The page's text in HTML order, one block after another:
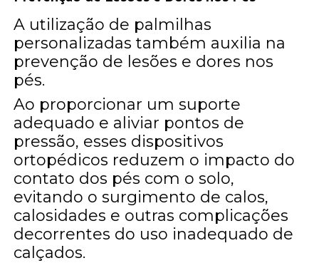
A utilização de palmilhas
personalizadas também auxilia na
prevenção de lesões e dores nos
pés.
Ao proporcionar um suporte
adequado e aliviar pontos de
pressão, esses dispositivos
ortopédicos reduzem o impacto do
contato dos pés com o solo,
evitando o surgimento de calos,
calosidades e outras complicações
decorrentes do uso inadequado de
calçados.